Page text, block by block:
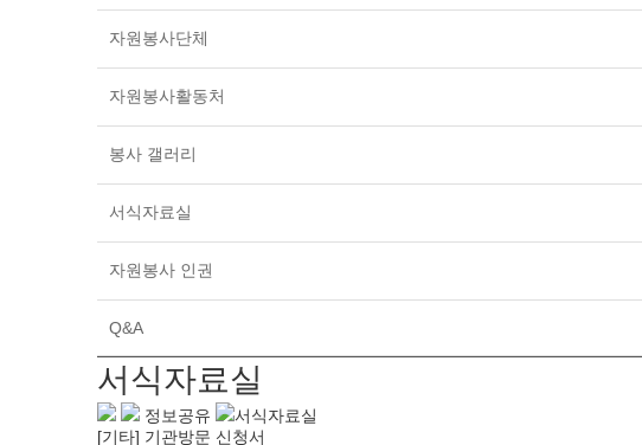
자원봉사단체
자원봉사활동처
봉사 갤러리
서식자료실
자원봉사 인권
Q&A
서식자료실
정보공유
서식자료실
[기타] 기관방문 신청서